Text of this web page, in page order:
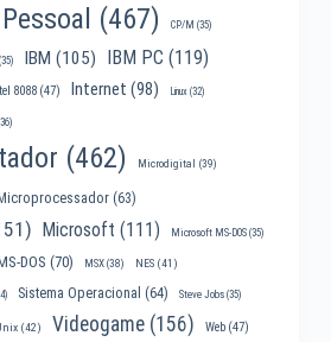
(467) CP/M (35)
(35) IBM (105) IBM PC (119)
8088(47) Internet (98) Linux(32)
(462) Microdigital (39)
(63)
Microsoft (111) Microsoft MS-DOS(35)
DOS (70) MSX(38) NES(41)
Sistema Operacional (64) Steve Jobs(35)
(42) Videogame(156) Web(47)